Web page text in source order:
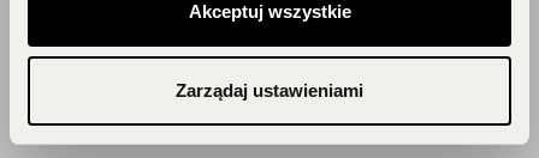
Akceptuj wszystkie
Zarządaj ustawieniami
Blog
Zainspiruj się!